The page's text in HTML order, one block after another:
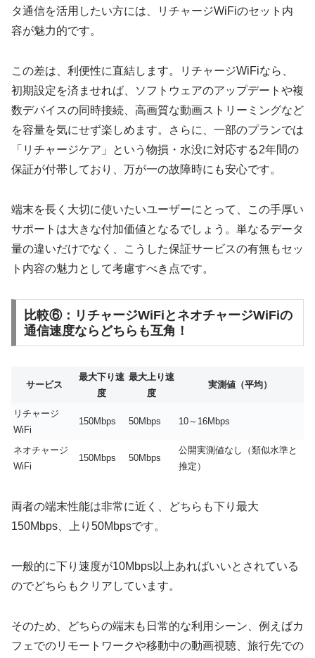
タ通信を活用したい方には、リチャージWiFiのセット内
容が魅力的です。
この差は、利便性に直結します。リチャージWiFiなら、
初期設定を済ませれば、ソフトウェアのアップデートや複
数デバイスの同時接続、高画質な動画ストリーミングなど
を容量を気にせず楽しめます。さらに、一部のプランでは
「リチャージケア」という物損・水没に対応する2年間の
保証が付帯しており、万が一の故障時にも安心です。
端末を長く大切に使いたいユーザーにとって、この手厚い
サポートは大きな付加価値となるでしょう。単なるデータ
量の違いだけでなく、こうした保証サービスの有無もセッ
ト内容の魅力として考慮すべき点です。
比較⑥：リチャージWiFiとネオチャージWiFiの
通信速度ならどちらも互角！
サービス
最大下り速
度
最大上り速
度
実測値（平均）
リチャージ
WiFi
150Mbps 50Mbps 10～16Mbps
ネオチャージ
WiFi
150Mbps 50Mbps
公開実測値なし（類似水準と
推定）
両者の端末性能は非常に近く、どちらも下り最大
150Mbps、上り50Mbpsです。
一般的に下り速度が10Mbps以上あればいいとされている
のでどちらもクリアしています。
そのため、どちらの端末も日常的な利用シーン、例えばカ
フェでのリモートワークや移動中の動画視聴、旅行先での